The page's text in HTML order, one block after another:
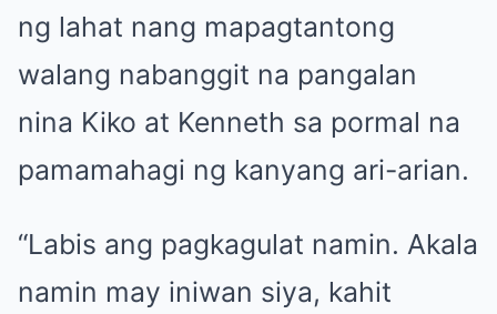
ng lahat nang mapagtantong
walang nabanggit na pangalan
nina Kiko at Kenneth sa pormal na
pamamahagi ng kanyang ari-arian.
“Labis ang pagkagulat namin. Akala
namin may iniwan siya, kahit